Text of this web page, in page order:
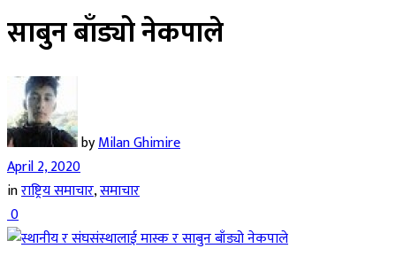
साबुन बाँड्यो नेकपाले
byMilan Ghimire
April 2, 2020
inराष्ट्रिय समाचार,समाचार
0